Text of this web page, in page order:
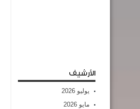
الأرشيف
يوليو 2026
مايو 2026